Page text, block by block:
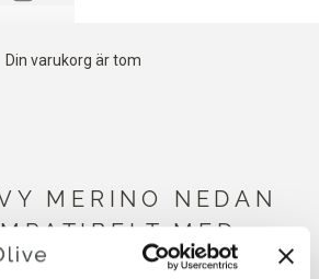
Din varukorg är tom
MERINO NEDAN
MED
SILK MOHAIR